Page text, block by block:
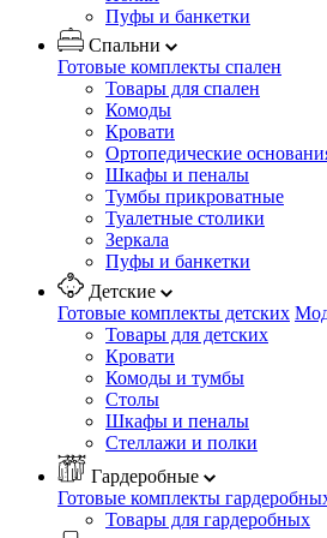
Пуфы и банкетки
Спальни
Готовые комплекты спален
Товары для спален
Комоды
Кровати
Ортопедические
Шкафы и пеналы
Тумбы прикроватные
Туалетные столики
Зеркала
Пуфы и банкетки
Детские
Готовые комплекты детских
Товары для детских
Кровати
Комоды и тумбы
Столы
Шкафы и пеналы
Стеллажи и полки
Гардеробные
Готовые комплекты
Товары для гардеробных